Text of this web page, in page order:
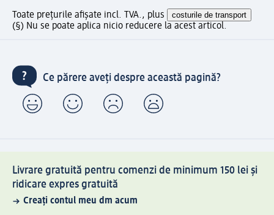
Toate prețurile afișate incl. TVA., plus costurile de transport
(§) Nu se poate aplica nicio reducere la acest articol.
Ce părere aveți despre această pagină?
Livrare gratuită pentru comenzi de minimum 150 lei și
ridicare expres gratuită
Creați contul meu dm acum